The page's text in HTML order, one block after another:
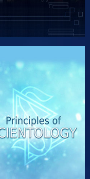
UTFORSKA SERIEN